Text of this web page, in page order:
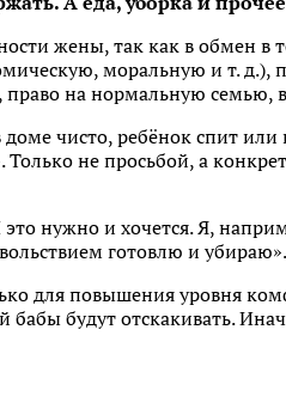
жены, так как в обмен в
моральную и т. д.),
на нормальную семью,
чисто, ребёнок спит
не просьбой, а
нужно и хочется. Я,
готовлю и убираю».
для повышения уровня
будут отскакивать.